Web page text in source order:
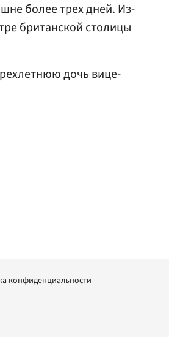
более трех дней. Из-
британской столицы
дочь вице-
конфиденциальности